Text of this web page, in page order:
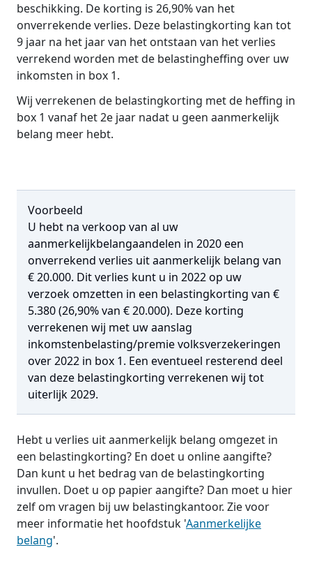
beschikking. De korting is 26,90% van het
onverrekende verlies. Deze belastingkorting kan tot
9 jaar na het jaar van het ontstaan van het verlies
verrekend worden met de belastingheffing over uw
inkomsten in box 1.
Wij verrekenen de belastingkorting met de heffing in
box 1 vanaf het 2e jaar nadat u geen aanmerkelijk
belang meer hebt.
Voorbeeld
U hebt na verkoop van al uw
aanmerkelijkbelangaandelen in 2020 een
onverrekend verlies uit aanmerkelijk belang van
€ 20.000. Dit verlies kunt u in 2022 op uw
verzoek omzetten in een belastingkorting van €
5.380 (26,90% van € 20.000). Deze korting
verrekenen wij met uw aanslag
inkomstenbelasting/premie volksverzekeringen
over 2022 in box 1. Een eventueel resterend deel
van deze belastingkorting verrekenen wij tot
uiterlijk 2029.
Hebt u verlies uit aanmerkelijk belang omgezet in
een belastingkorting? En doet u online aangifte?
Dan kunt u het bedrag van de belastingkorting
invullen. Doet u op papier aangifte? Dan moet u hier
zelf om vragen bij uw belastingkantoor. Zie voor
meer informatie het hoofdstuk 'Aanmerkelijke
belang'.